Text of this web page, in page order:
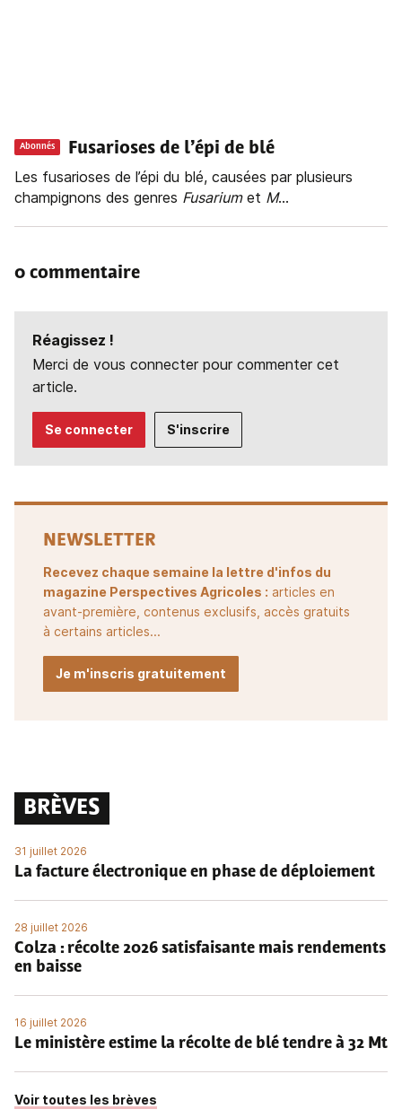
Abonnés
Fusarioses de l’épi de blé
Les fusarioses de l’épi du blé, causées par plusieurs
champignons des genres Fusarium et M...
0 commentaire
Réagissez !
Merci de vous connecter pour commenter cet
article.
Se connecter S'inscrire
NEWSLETTER
Recevez chaque semaine la lettre d'infos du
magazine Perspectives Agricoles : articles en
avant-première, contenus exclusifs, accès gratuits
à certains articles...
Je m'inscris gratuitement
BRÈVES
31 juillet 2026
La facture électronique en phase de déploiement
28 juillet 2026
Colza : récolte 2026 satisfaisante mais rendements
en baisse
16 juillet 2026
Le ministère estime la récolte de blé tendre à 32 Mt
Voir toutes les brèves